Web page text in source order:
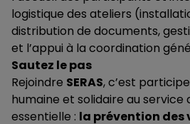
logistique des ateliers
distribution de documents,
et l’appui à la coordination
Sautez le pas
Rejoindre SERAS, c’est
humaine et solidaire au service
essentielle : la prévention des